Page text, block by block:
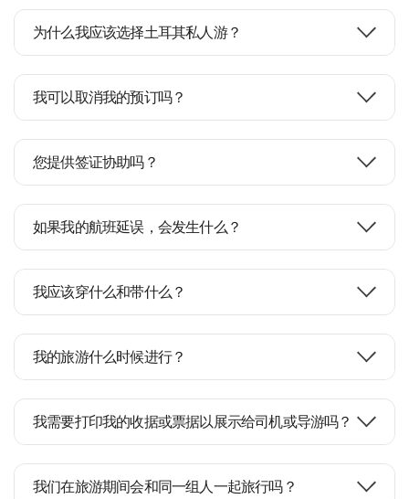
为什么我应该选择土耳其私人游？
我可以取消我的预订吗？
您提供签证协助吗？
如果我的航班延误，会发生什么？
我应该穿什么和带什么？
我的旅游什么时候进行？
我需要打印我的收据或票据以展示给司机或导游吗？
我们在旅游期间会和同一组人一起旅行吗？